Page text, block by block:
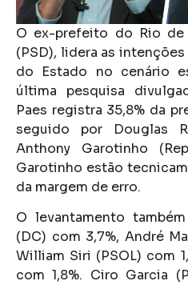
O ex-prefeito do Rio de
(PSD), lidera as
do Estado no cenário
última pesquisa
Paes registra 35,8% da
seguido por Douglas
Anthony Garotinho
Garotinho estão
da margem de erro.
O levantamento
(DC) com 3,7%, André
William Siri (PSOL) com
com 1,8%. Ciro Garcia